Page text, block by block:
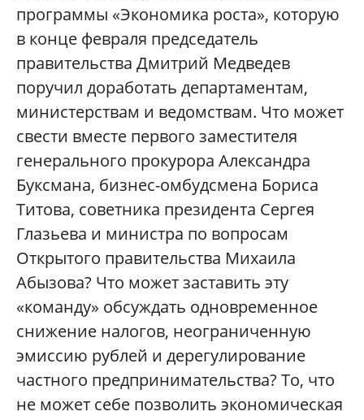
программы «Экономика роста», которую
в конце февраля председатель
правительства Дмитрий Медведев
поручил доработать департаментам,
министерствам и ведомствам. Что может
свести вместе первого заместителя
генерального прокурора Александра
Буксмана, бизнес-омбудсмена Бориса
Титова, советника президента Сергея
Глазьева и министра по вопросам
Открытого правительства Михаила
Абызова? Что может заставить эту
«команду» обсуждать одновременное
снижение налогов, неограниченную
эмиссию рублей и дерегулирование
частного предпринимательства? То, что
не может себе позволить экономическая